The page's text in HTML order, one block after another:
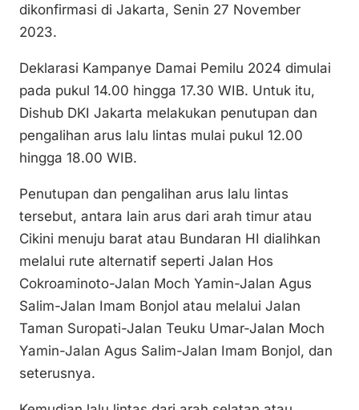
dikonfirmasi di Jakarta, Senin 27 November
2023.
Deklarasi Kampanye Damai Pemilu 2024 dimulai
pada pukul 14.00 hingga 17.30 WIB. Untuk itu,
Dishub DKI Jakarta melakukan penutupan dan
pengalihan arus lalu lintas mulai pukul 12.00
hingga 18.00 WIB.
Penutupan dan pengalihan arus lalu lintas
tersebut, antara lain arus dari arah timur atau
Cikini menuju barat atau Bundaran HI dialihkan
melalui rute alternatif seperti Jalan Hos
Cokroaminoto-Jalan Moch Yamin-Jalan Agus
Salim-Jalan Imam Bonjol atau melalui Jalan
Taman Suropati-Jalan Teuku Umar-Jalan Moch
Yamin-Jalan Agus Salim-Jalan Imam Bonjol, dan
seterusnya.